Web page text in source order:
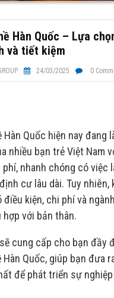
Hàn Quốc – Lựa
và tiết kiệm
24/03/2025 0
Hàn Quốc hiện nay đang
nhiều bạn trẻ Việt Nam
nhanh chóng có việc
cư lâu dài. Tuy nhiên,
điều kiện, chi phí và
với bản thân.
cung cấp cho bạn đầy
Hàn Quốc, giúp bạn đưa
để phát triển sự